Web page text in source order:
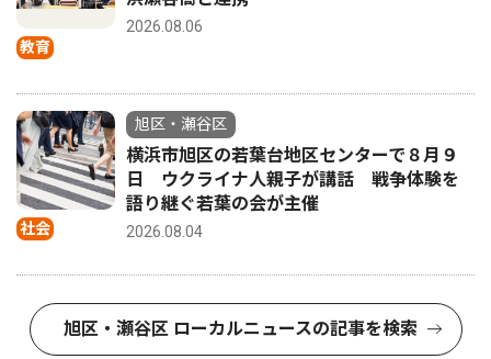
教育
2026.08.06
社会
旭区・瀬谷区
横浜市旭区の若葉台地区センターで８月９
日 ウクライナ人親子が講話 戦争体験を
語り継ぐ若葉の会が主催
2026.08.04
旭区・瀬谷区 ローカルニュースの記事を検索